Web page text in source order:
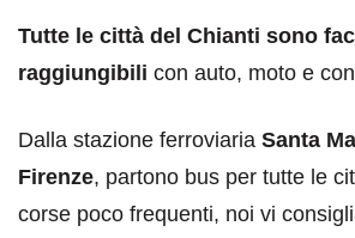
Tutte le città del Chianti sono
raggiungibili con auto, moto e
Dalla stazione ferroviaria Santa
Firenze, partono bus per tutte le
corse poco frequenti, noi vi